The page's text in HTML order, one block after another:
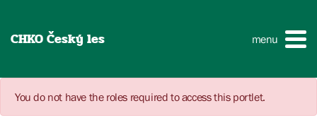
CHKO Český les menu
You do not have the roles required to access this portlet.